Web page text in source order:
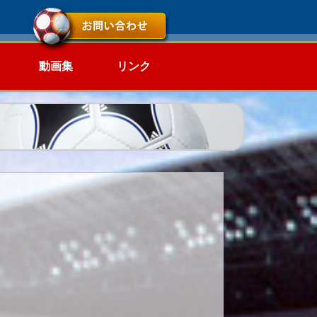
動画集 リンク